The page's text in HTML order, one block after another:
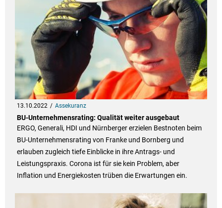
13.10.2022 Assekuranz
BU-Unternehmensrating: Qualität weiter ausgebaut
ERGO, Generali, HDI und Nürnberger erzielen Bestnoten beim
BU-Unternehmensrating von Franke und Bornberg und
erlauben zugleich tiefe Einblicke in ihre Antrags- und
Leistungspraxis. Corona ist für sie kein Problem, aber
Inflation und Energiekosten trüben die Erwartungen ein.